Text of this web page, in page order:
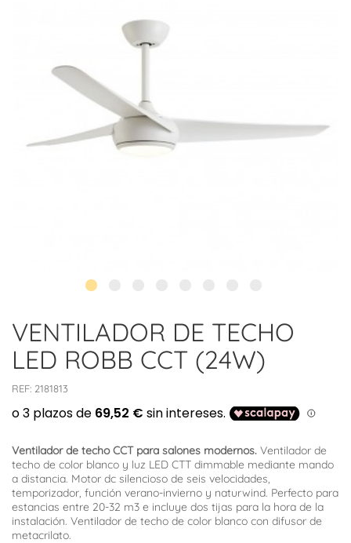
VENTILADOR DE TECHO
LED ROBB CCT (24W)
REF: 2181813
Ventilador de techo CCT para salones modernos. Ventilador de
techo de color blanco y luz LED CTT dimmable mediante mando
a distancia. Motor dc silencioso de seis velocidades,
temporizador, función verano-invierno y naturwind. Perfecto para
estancias entre 20-32 m3 e incluye dos tijas para la hora de la
instalación. Ventilador de techo de color blanco con difusor de
metacrilato.